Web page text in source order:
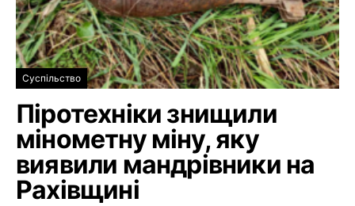
Суспільство
Піротехніки знищили
мінометну міну, яку
виявили мандрівники на
Рахівщині